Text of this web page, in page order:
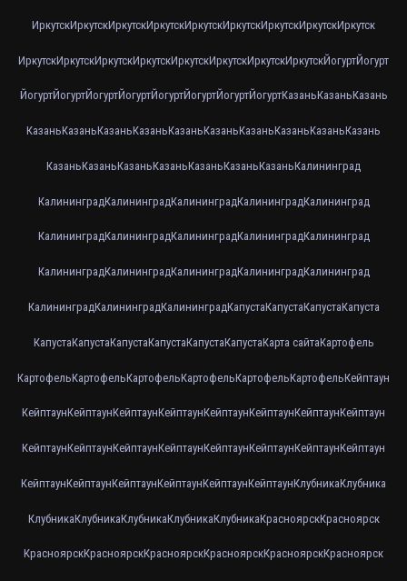
ИркутскИркутскИркутскИркутскИркутскИркутскИркутскИркутскИркутск
ИркутскИркутскИркутскИркутскИркутскИркутскИркутскИркутскЙогуртЙогурт
ЙогуртЙогуртЙогуртЙогуртЙогуртЙогуртЙогуртЙогуртКазаньКазаньКазань
КазаньКазаньКазаньКазаньКазаньКазаньКазаньКазаньКазаньКазань
КазаньКазаньКазаньКазаньКазаньКазаньКазаньКалининград
КалининградКалининградКалининградКалининградКалининград
КалининградКалининградКалининградКалининградКалининград
КалининградКалининградКалининградКалининградКалининград
КалининградКалининградКалининградКапустаКапустаКапустаКапуста
КапустаКапустаКапустаКапустаКапустаКапустаКарта сайтаКартофель
КартофельКартофельКартофельКартофельКартофельКартофельКейптаун
КейптаунКейптаунКейптаунКейптаунКейптаунКейптаунКейптаунКейптаун
КейптаунКейптаунКейптаунКейптаунКейптаунКейптаунКейптаунКейптаун
КейптаунКейптаунКейптаунКейптаунКейптаунКейптаунКлубникаКлубника
КлубникаКлубникаКлубникаКлубникаКлубникаКрасноярскКрасноярск
КрасноярскКрасноярскКрасноярскКрасноярскКрасноярскКрасноярск